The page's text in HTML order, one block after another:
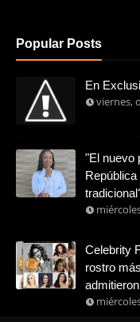
Popular Posts
En
viernes,
"El nuevo
Celebrity
rostro